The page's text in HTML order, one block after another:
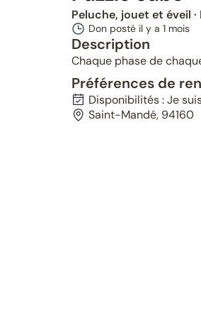
Peluche, jouet et éveil
Don posté il y a 1 mois
Description
Chaque phase de
Préférences de
Disponibilités : Je
Saint-Mandé, 94160